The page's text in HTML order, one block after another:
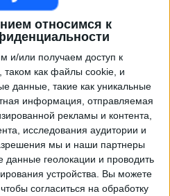
относимся к
и/или получаем доступ к
таком как файлы cookie, и
данные, такие как уникальные
информация, отправляемая
рекламы и контента,
исследования аудитории и
мы и наши партнеры
данные геолокации и проводить
устройства. Вы можете
согласиться на обработку
матчей в прямом